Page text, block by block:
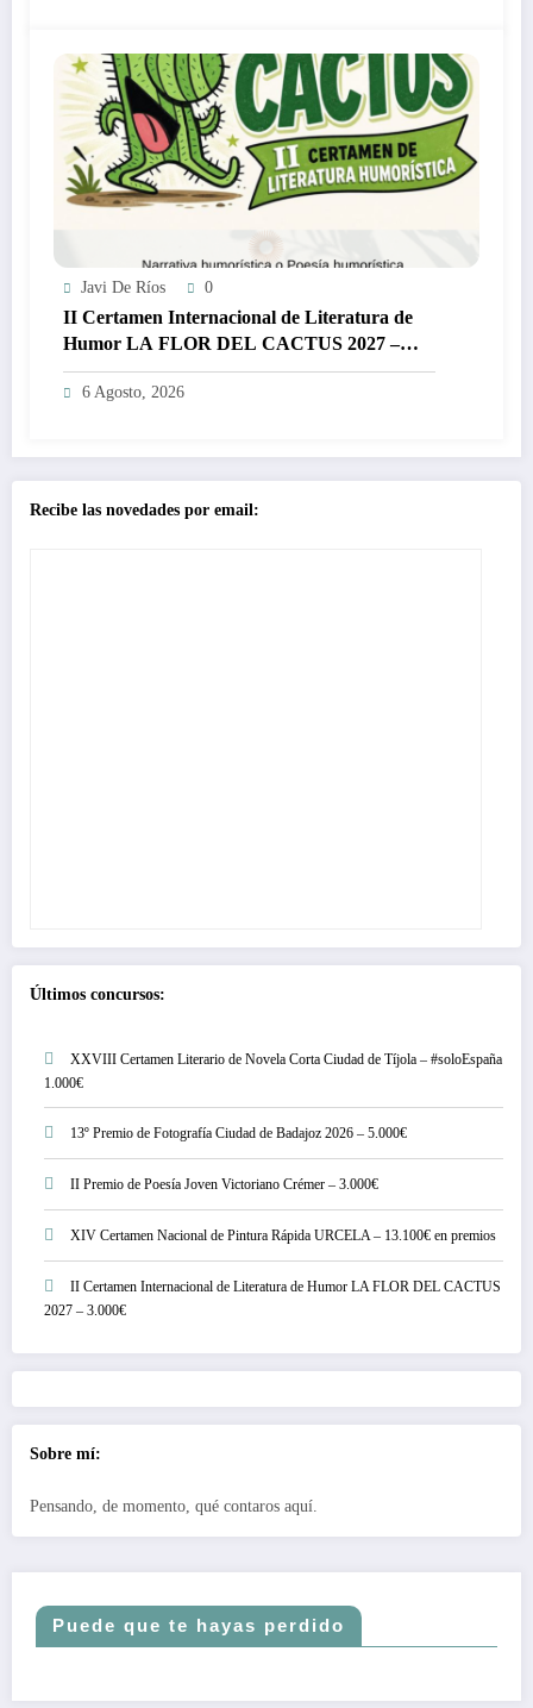
Javi De Ríos 0
II Certamen Internacional de Literatura de
Humor LA FLOR DEL CACTUS 2027 –
3.000€
6 Agosto, 2026
Recibe las novedades por email:
Últimos concursos:
XXVIII Certamen Literario de Novela Corta Ciudad de Tíjola – #soloEspaña
1.000€
13º Premio de Fotografía Ciudad de Badajoz 2026 – 5.000€
II Premio de Poesía Joven Victoriano Crémer – 3.000€
XIV Certamen Nacional de Pintura Rápida URCELA – 13.100€ en premios
II Certamen Internacional de Literatura de Humor LA FLOR DEL CACTUS
2027 – 3.000€
Sobre mí:
Pensando, de momento, qué contaros aquí.
Puede que te hayas perdido